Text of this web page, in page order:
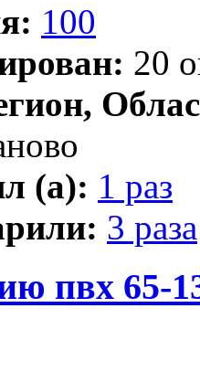
100
20
(а): 1 раз
3 раза
пвх 65-